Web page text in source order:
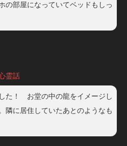
の部屋になっていてベッドもしっ
霊話
た！ お堂の中の龍をイメージし
隣に居住していたあとのようなも